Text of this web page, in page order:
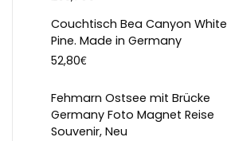
Couchtisch Bea Canyon White
Pine. Made in Germany
52,80€
Fehmarn Ostsee mit Brücke
Germany Foto Magnet Reise
Souvenir, Neu